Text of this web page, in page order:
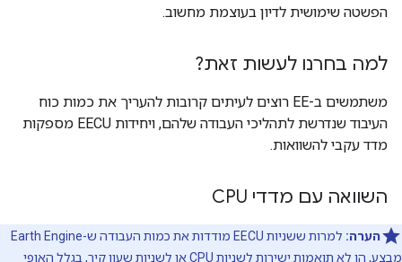
הפשטה שימושית לדיון בעוצמת מחשוב.
למה בחרנו לעשות זאת?
משתמשים ב-EE רוצים לעיתים קרובות להעריך את כמות כוח
העיבוד שנדרשת לתהליכי העבודה שלהם, ויחידות EECU מספקות
מדד עקבי להשוואות.
השוואה עם מדדי CPU
הערה:
למרות ששניות EECU מודדות את כמות העבודה ש-Earth Engine
מבצע, הן לא תואמות ישירות לשניות CPU או לשניות שעון קיר, בגלל האופי